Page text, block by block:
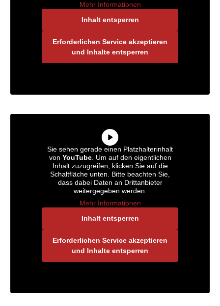
Mehr Informationen
Inhalt entsperren
Erforderlichen Service akzeptieren
und Inhalte entsperren
Sie sehen gerade einen Platzhalterinhalt
von YouTube. Um auf den eigentlichen
Inhalt zuzugreifen, klicken Sie auf die
Schaltfläche unten. Bitte beachten Sie,
dass dabei Daten an Drittanbieter
weitergegeben werden.
Mehr Informationen
Inhalt entsperren
Erforderlichen Service akzeptieren
und Inhalte entsperren